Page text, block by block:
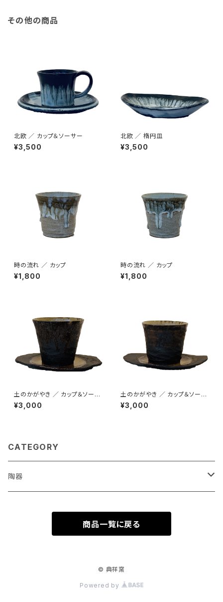
その他の商品
北欧 ／ カップ＆ソーサー
¥3,500
北欧 ／ 楕円皿
¥3,500
時の流れ ／ カップ
¥1,800
時の流れ ／ カップ
¥1,800
土のかがやき ／ カップ＆ソーサ
ー
¥3,000
土のかがやき ／ カップ＆ソーサ
ー
¥3,000
CATEGORY
陶器
商品一覧に戻る
© 典祥窯
Powered by